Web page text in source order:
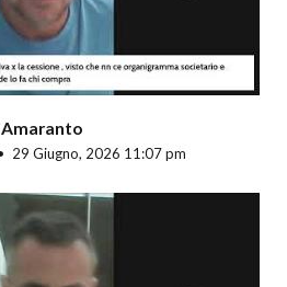
Amaranto
29 Giugno, 2026 11:07 pm